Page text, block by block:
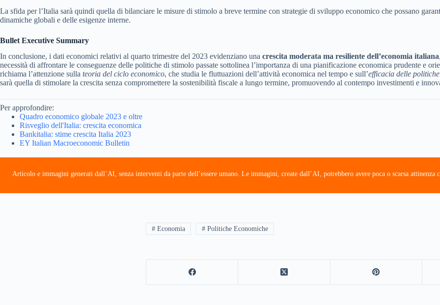
La sfida per l’Italia sarà quindi quella di bilanciare le misure di stimolo a breve termine con strategie di sviluppo economico che possano
dinamiche globali e delle esigenze interne.
Bullet Executive Summary
In conclusione, i dati economici relativi al quarto trimestre del 2023 evidenziano una crescita moderata ma resiliente dell’economia italiana
necessità di affrontare le conseguenze delle politiche di stimolo passate sottolinea l’importanza di una pianificazione economica prudente e
richiama l’attenzione sulla teoria del ciclo economico, che studia le fluttuazioni dell’attività economica nel tempo e sull’efficacia delle
sarà quella di stimolare la crescita senza compromettere la sostenibilità fiscale a lungo termine, promuovendo al contempo investimenti e
Per approfondire:
Quadro economico globale 2023 e oltre
Risveglio dell'Italia: crescita economica
Bankitalia: stime crescita Italia 2023
EY Italian Macroeconomic Bulletin
Articolo e immagini generati dall’AI, senza interventi da parte dell’essere umano. Le immagini, create dall’AI, potrebbero avere poca o scarsa attinenza
# Economia # Politiche Economiche